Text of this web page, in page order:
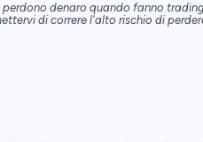
denaro quando fanno
di correre l'alto rischio di